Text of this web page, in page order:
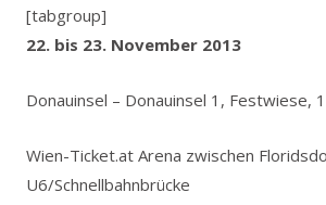
[tabgroup]
22. bis 23. November 2013
Donauinsel – Donauinsel 1, Festwiese,
Wien-Ticket.at Arena zwischen
U6/Schnellbahnbrücke